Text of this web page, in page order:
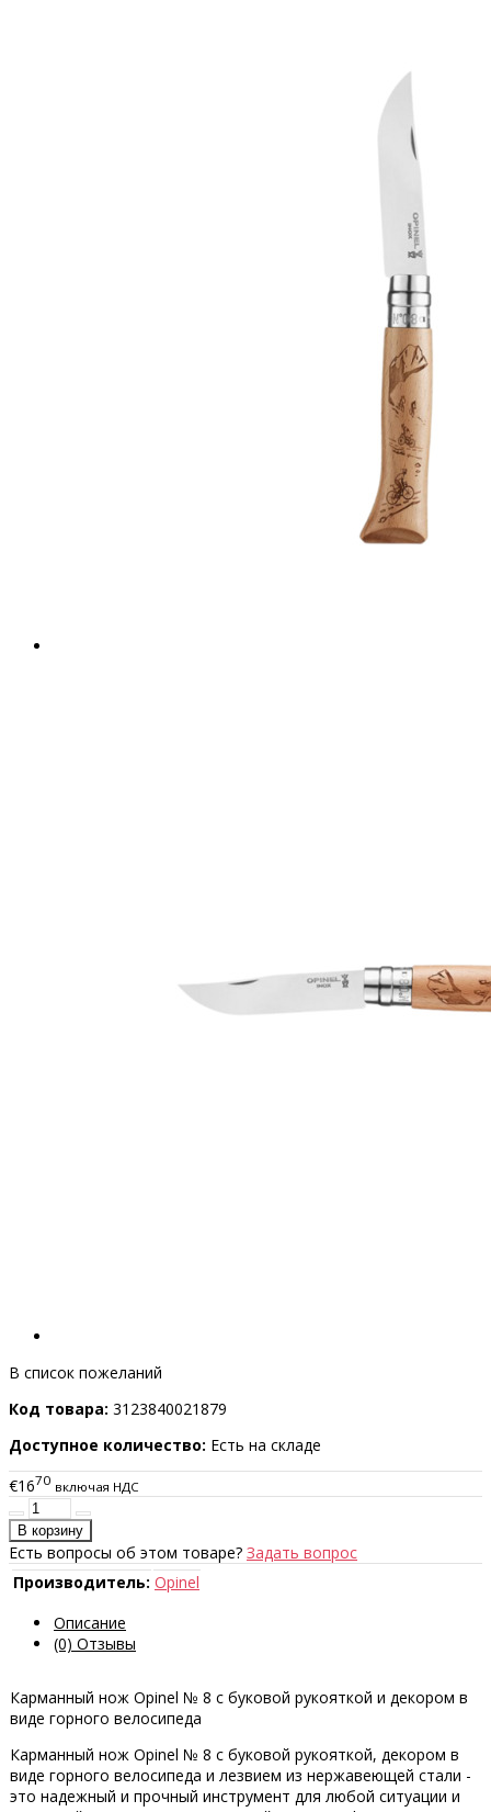
В список пожеланий
Код товара: 3123840021879
Доступное количество: Есть на складе
€1670 включая НДС
Есть вопросы об этом товаре? Задать вопрос
Производитель: Opinel
Описание
(0) Отзывы
Карманный нож Opinel № 8 с буковой рукояткой и декором в
виде горного велосипеда
Карманный нож Opinel № 8 с буковой рукояткой, декором в
виде горного велосипеда и лезвием из нержавеющей стали -
это надежный и прочный инструмент для любой ситуации и